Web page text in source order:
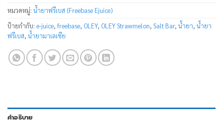
หมวดหมู่: น้ำยาฟรีเบส (Freebase Ejuice)
ป้ายกำกับ: e-juice,freebase, OLEY, OLEY Strawmelon, Salt Bar, น้ำยา, น้ำยา
ฟรีเบส, น้ำยามาเลเซีย
คำอธิบาย